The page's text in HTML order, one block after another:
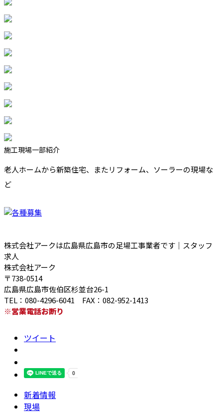
施工現場一部紹介
老人ホームから新築住宅、またリフォーム、ソーラーの現場な
ど
株式会社アークは広島県広島市の足場工事業者です｜スタッフ
求人
株式会社アーク
〒738-0514
広島県広島市佐伯区杉並台26-1
TEL：080-4296-6041 FAX：082-952-1413
※営業電話お断り
ツイート
新着情報
現場